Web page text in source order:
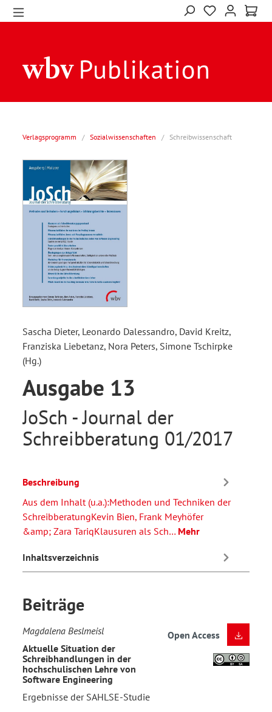
Verlagsprogramm / Sozialwissenschaften / Schreibwissenschaft
Sascha Dieter, Leonardo Dalessandro, David Kreitz,
Franziska Liebetanz, Nora Peters, Simone Tschirpke
(Hg.)
Ausgabe 13
JoSch - Journal der
Schreibberatung 01/2017
Beschreibung
Aus dem Inhalt (u.a.):Methoden und Techniken der
SchreibberatungKevin Bien, Frank Meyhöfer
&amp; Zara TariqKlausuren als Sch… Mehr
Inhaltsverzeichnis
Beiträge
Magdalena Beslmeisl
Aktuelle Situation der
Schreibhandlungen in der
hochschulischen Lehre von
Software Engineering
Ergebnisse der SAHLSE-Studie
Open Access